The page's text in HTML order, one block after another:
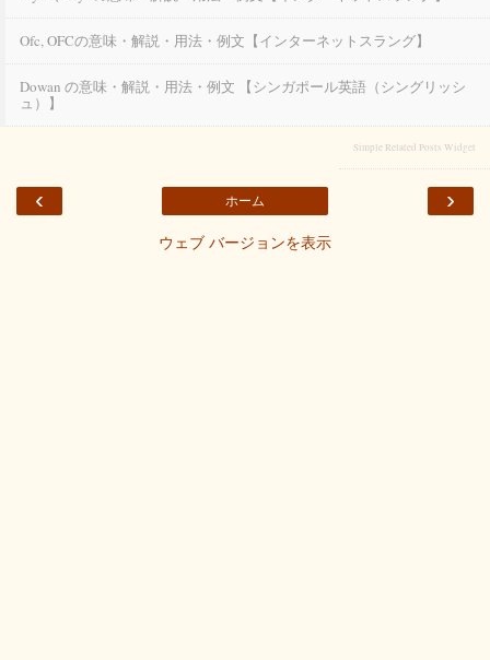
Ofc, OFCの意味・解説・用法・例文【インターネットスラング】
Dowan の意味・解説・用法・例文 【シンガポール英語（シングリッシ
ュ）】
Simple Related Posts Widget
‹ ›
ホーム
ウェブ バージョンを表示